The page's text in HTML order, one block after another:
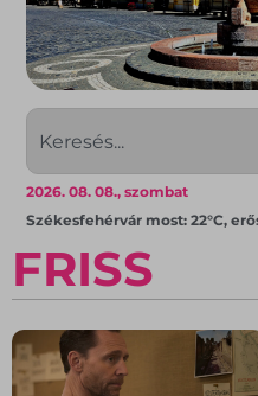
2026. 08. 08., szombat
Székesfehérvár most: 22°C,
FRISS